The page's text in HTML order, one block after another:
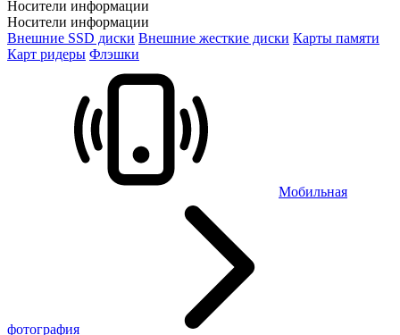
Носители информации
Носители информации
Внешние SSD диски Внешние жесткие диски Карты памяти
Карт ридеры Флэшки
Мобильная
фотография